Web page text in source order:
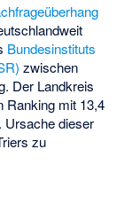
Bundesinstituts
zwischen
Der Landkreis
Ranking mit 13,4
Ursache dieser
zu